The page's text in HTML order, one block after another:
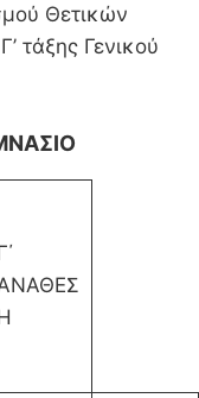
Θετικών
τάξης Γενικού